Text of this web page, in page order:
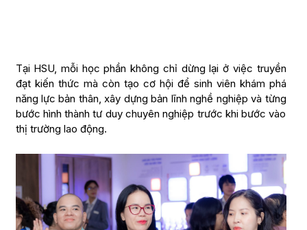
Tại HSU, mỗi học phần không chỉ dừng lại ở việc truyền
đạt kiến thức mà còn tạo cơ hội để sinh viên khám phá
năng lực bản thân, xây dựng bản lĩnh nghề nghiệp và từng
bước hình thành tư duy chuyên nghiệp trước khi bước vào
thị trường lao động.